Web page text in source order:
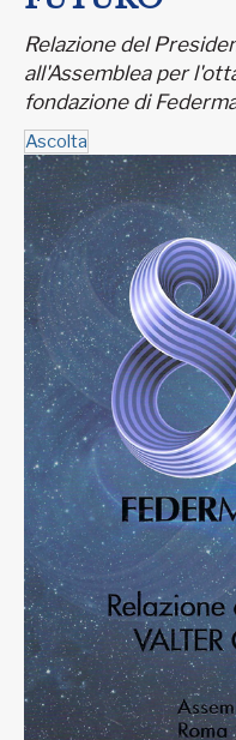
Relazione del
all'Assemblea per
fondazione di
Ascolta